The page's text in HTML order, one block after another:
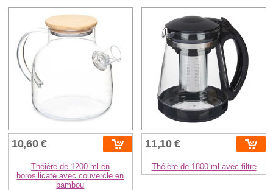
10,60 €
Théière de 1200 ml en
borosilicate avec couvercle en
bambou
11,10 €
Théière de 1800 ml avec filtre